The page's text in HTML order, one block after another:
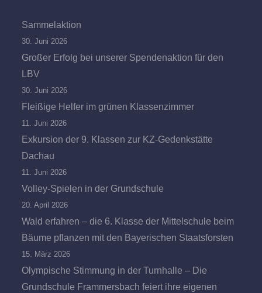
Sammelaktion
30. Juni 2026
Großer Erfolg bei unserer Spendenaktion für den
LBV
30. Juni 2026
Fleißige Helfer im grünen Klassenzimmer
11. Juni 2026
Exkursion der 9. Klassen zur KZ-Gedenkstätte
Dachau
11. Juni 2026
Volley-Spielen in der Grundschule
20. April 2026
Wald erfahren – die 6. Klasse der Mittelschule beim
Bäume pflanzen mit den Bayerischen Staatsforsten
15. März 2026
Olympische Stimmung in der Turnhalle – Die
Grundschule Frammersbach feiert ihre eigenen